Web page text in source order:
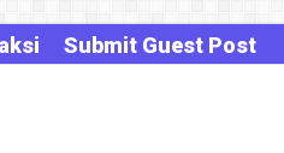
Submit Guest Post